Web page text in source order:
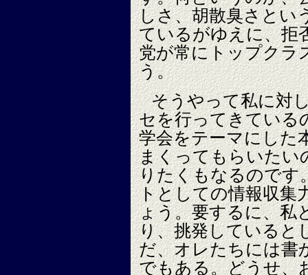
しさ、胡散臭さとい
ているがゆえに、拒
党が常にトップクラ
う。
そうやって私に対
セを行ってきている
学会をテーマにした
まくってもらいたい
りたくもなるのです
トとしての情報収集
ょう。要するに、私
り、挑発していると
だ、オレたちには書
でもある。どうせ、